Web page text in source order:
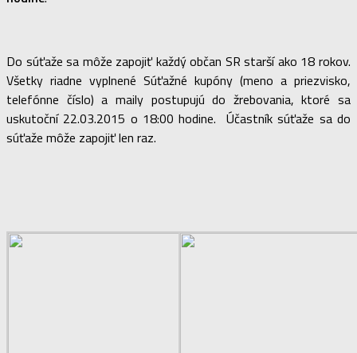
Do súťaže sa môže zapojiť každý občan SR starší ako 18 rokov.
Všetky riadne vyplnené Súťažné kupóny (meno a priezvisko,
telefónne číslo) a maily postupujú do žrebovania, ktoré sa
uskutoční 22.03.2015 o 18:00 hodine. Účastník súťaže sa do
súťaže môže zapojiť len raz.